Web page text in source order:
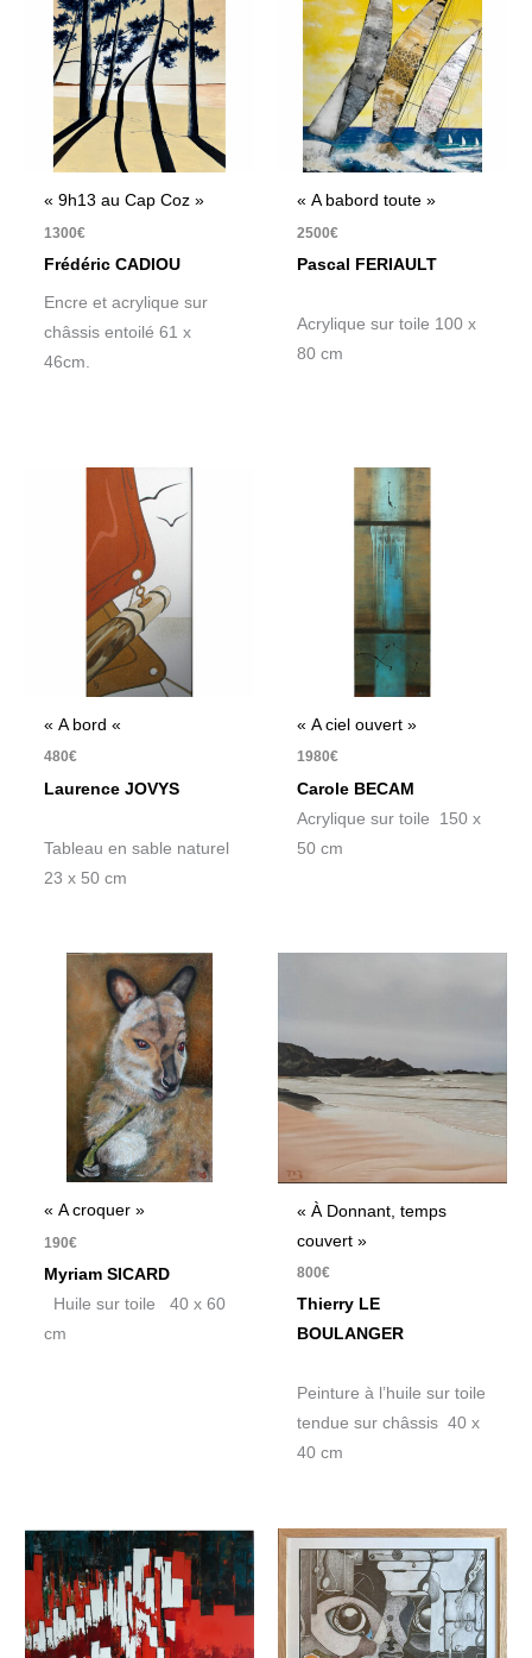
« 9h13 au Cap Coz »
1300€
Frédéric CADIOU
Encre et acrylique sur
châssis entoilé 61 x
46cm.
« A babord toute »
2500€
Pascal FERIAULT
Acrylique sur toile 100 x
80 cm
« A bord «
480€
Laurence JOVYS
Tableau en sable naturel
23 x 50 cm
« A ciel ouvert »
1980€
Carole BECAM
Acrylique sur toile 150 x
50 cm
« A croquer »
190€
Myriam SICARD
Huile sur toile 40 x 60
cm
« À Donnant, temps
couvert »
800€
Thierry LE
BOULANGER
Peinture à l’huile sur toile
tendue sur châssis 40 x
40 cm